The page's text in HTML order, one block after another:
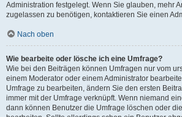
Administration festgelegt. Wenn Sie glauben, mehr
zugelassen zu benötigen, kontaktieren Sie einen
Nach oben
Wie bearbeite oder lösche ich eine Umfrage?
Wie bei den Beiträgen können Umfragen nur vom
einem Moderator oder einem Administrator
Umfrage zu bearbeiten, ändern Sie den ersten
immer mit der Umfrage verknüpft. Wenn niemand
dann können Benutzer die Umfrage löschen oder